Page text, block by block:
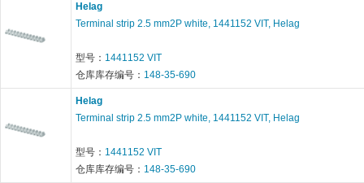
Helag
Terminal strip 2.5 mm2P white, 1441152 VIT, Helag
型号： 1441152 VIT
仓库库存编号： 148-35-690
Helag
Terminal strip 2.5 mm2P white, 1441152 VIT, Helag
型号： 1441152 VIT
仓库库存编号： 148-35-690